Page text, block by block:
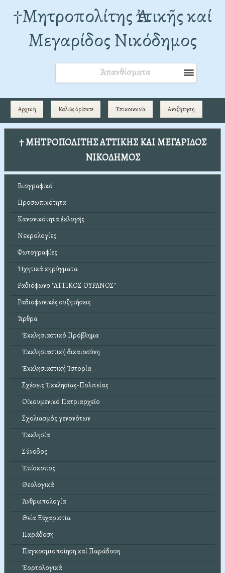
†Mητροπολίτης Ἀττικῆς καί
Μεγαρίδος Νικόδημος
Ἀπανθίσματα
Αρχική Καλῶς ὁρίσατε Ἐπικοινωνία Αναζήτηση
† ΜΗΤΡΟΠΟΛΙΤΗΣ ΑΤΤΙΚΗΣ ΚΑΙ ΜΕΓΑΡΙΔΟΣ
ΝΙΚΟΔΗΜΟΣ
Βιογραφικό
Προσωπικότητα
Κανονικότητα ἐκλογῆς
Νεκρολογίες
Φωτογραφίες
Ἠχητικά κηρύγματα
Ραδιόφωνο "ΑΤΤΙΚΟΣ ΟΥΡΑΝΟΣ"
Ραδιοφωνικές συζητήσεις
Ἄρθρα
Ἐκκλησιαστικό Πρόβλημα
Ἐκκλησιαστική δικαιοσύνη
Ἐκκλησιαστική Ἱστορία
Σχέσεις Ἐκκλησίας-Πολιτείας
Οἰκουμενικό Πατριαρχεῖο
Σχολιασμός γενονότων
Ἐκκλησία
Σύνοδος
Ἐπίσκοπος
Θεολογικά
Ἀνθρωπολογία
Θεία Εὐχαριστία
Παράδοση
Παγκοσμιοποίηση καί Παράδοση
Ἑορτολογικά